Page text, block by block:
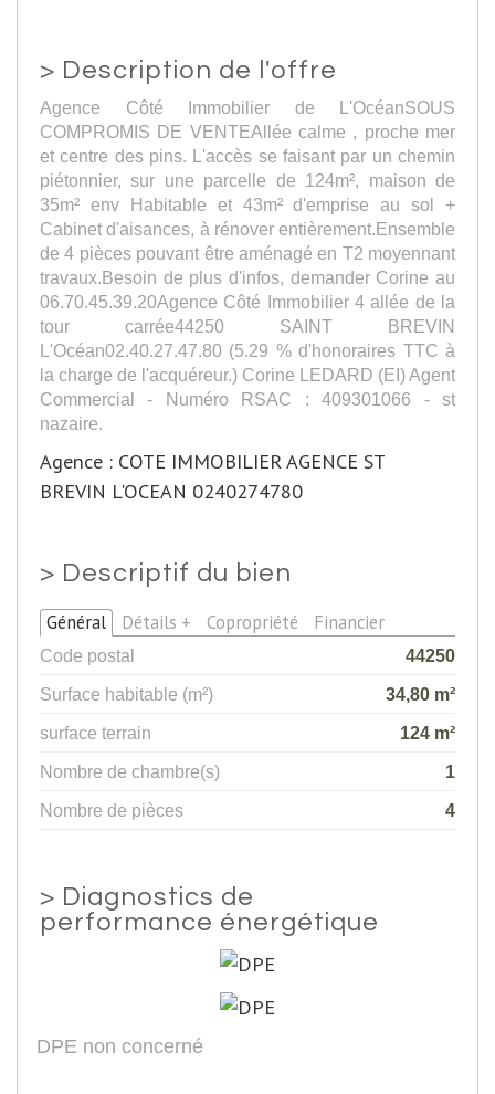
> Description de l'offre
Agence Côté Immobilier de L'OcéanSOUS
COMPROMIS DE VENTEAllée calme , proche mer
et centre des pins. L'accès se faisant par un chemin
piétonnier, sur une parcelle de 124m², maison de
35m² env Habitable et 43m² d'emprise au sol +
Cabinet d'aisances, à rénover entièrement.Ensemble
de 4 pièces pouvant être aménagé en T2 moyennant
travaux.Besoin de plus d'infos, demander Corine au
06.70.45.39.20Agence Côté Immobilier 4 allée de la
tour carrée44250 SAINT BREVIN
L'Océan02.40.27.47.80 (5.29 % d'honoraires TTC à
la charge de l'acquéreur.) Corine LEDARD (EI) Agent
Commercial - Numéro RSAC : 409301066 - st
nazaire.
Agence : COTE IMMOBILIER AGENCE ST
BREVIN L'OCEAN 0240274780
> Descriptif du bien
Général Détails + Copropriété Financier
Code postal
44250
Surface habitable (m²)
34,80 m²
surface terrain
124 m²
Nombre de chambre(s)
1
Nombre de pièces
4
> Diagnostics de
performance énergétique
DPE non concerné